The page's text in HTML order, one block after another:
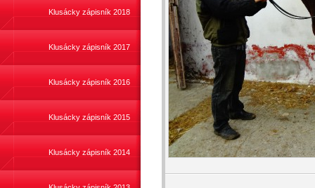
Klusácky zápisník 2018
Klusácky zápisník 2017
Klusácky zápisník 2016
Klusácky zápisník 2015
Klusácky zápisník 2014